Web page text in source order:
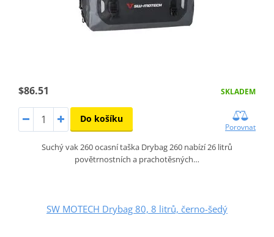
$86.51 SKLADEM
Do košíku
Porovnat
Suchý vak 260 ocasní taška Drybag 260 nabízí 26 litrů
povětrnostních a prachotěsných…
SW MOTECH Drybag 80, 8 litrů, černo-šedý